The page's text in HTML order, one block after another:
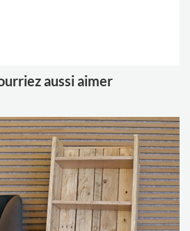
aussi aimer